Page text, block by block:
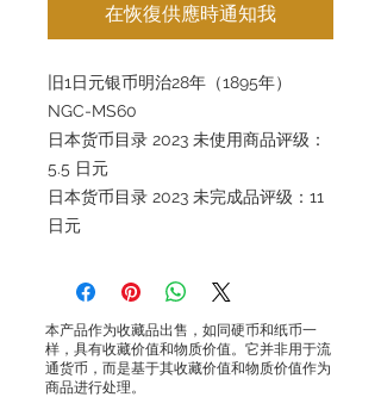
在恢復供應時通知我
旧1日元银币明治28年（1895年）
NGC-MS60
日本货币目录 2023 未使用商品评级：
5.5 日元
日本货币目录 2023 未完成品评级：11
日元
本产品作为收藏品出售，如同硬币和纸币一
样，具有收藏价值和物质价值。它并非用于流
通货币，而是基于其收藏价值和物质价值作为
商品进行处理。